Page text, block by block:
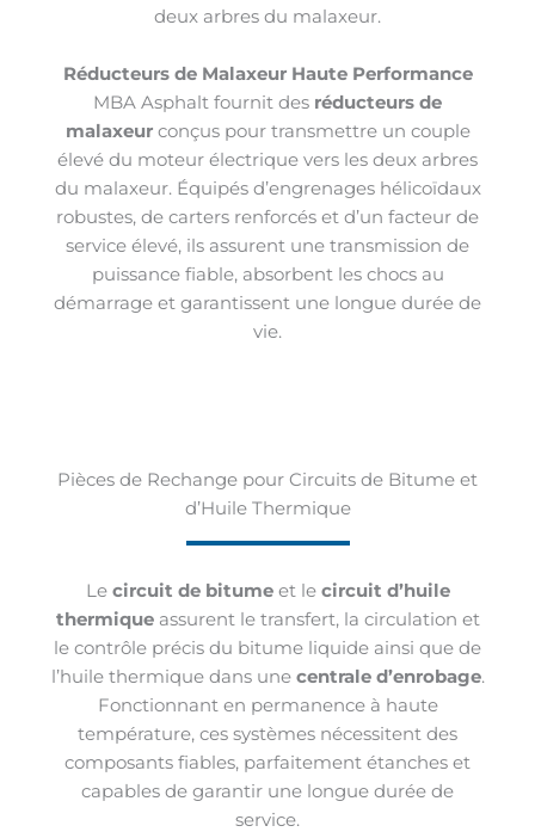
deux arbres du malaxeur.
Réducteurs de Malaxeur Haute Performance
MBA Asphalt fournit des réducteurs de
malaxeurconçus pour transmettre un couple
élevé du moteur électrique vers les deux arbres
du malaxeur. Équipés d’engrenages hélicoïdaux
robustes, de carters renforcés et d’un facteur de
service élevé, ils assurent une transmission de
puissance fiable, absorbent les chocs au
démarrage et garantissent une longue durée de
vie.
Pièces de Rechange pour Circuits de Bitume et
d’Huile Thermique
Le circuit de bitumeet le circuit d’huile
thermiqueassurent le transfert, la circulation et
le contrôle précis du bitume liquide ainsi que de
l’huile thermique dans une centrale d’enrobage.
Fonctionnant en permanence à haute
température, ces systèmes nécessitent des
composants fiables, parfaitement étanches et
capables de garantir une longue durée de
service.